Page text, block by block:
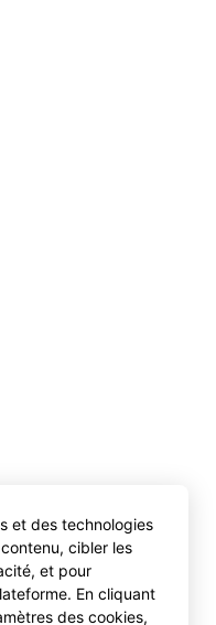
et des technologies
cibler les
et pour
En cliquant
des cookies,